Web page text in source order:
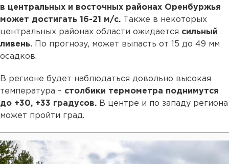
в центральных и восточных районах Оренбуржья
может достигать 16-21 м/с.
Также в некоторых
центральных районах области ожидается сильный
ливень. По прогнозу, может выпасть от 15 до 49 мм
осадков.
В регионе будет наблюдаться довольно высокая
температура – столбики термометра поднимутся
до +30, +33 градусов. В центре и по западу региона
может пройти град.